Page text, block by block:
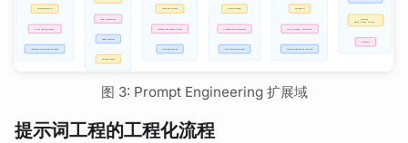
图 3: Prompt Engineering 扩展域
提示词工程的工程化流程